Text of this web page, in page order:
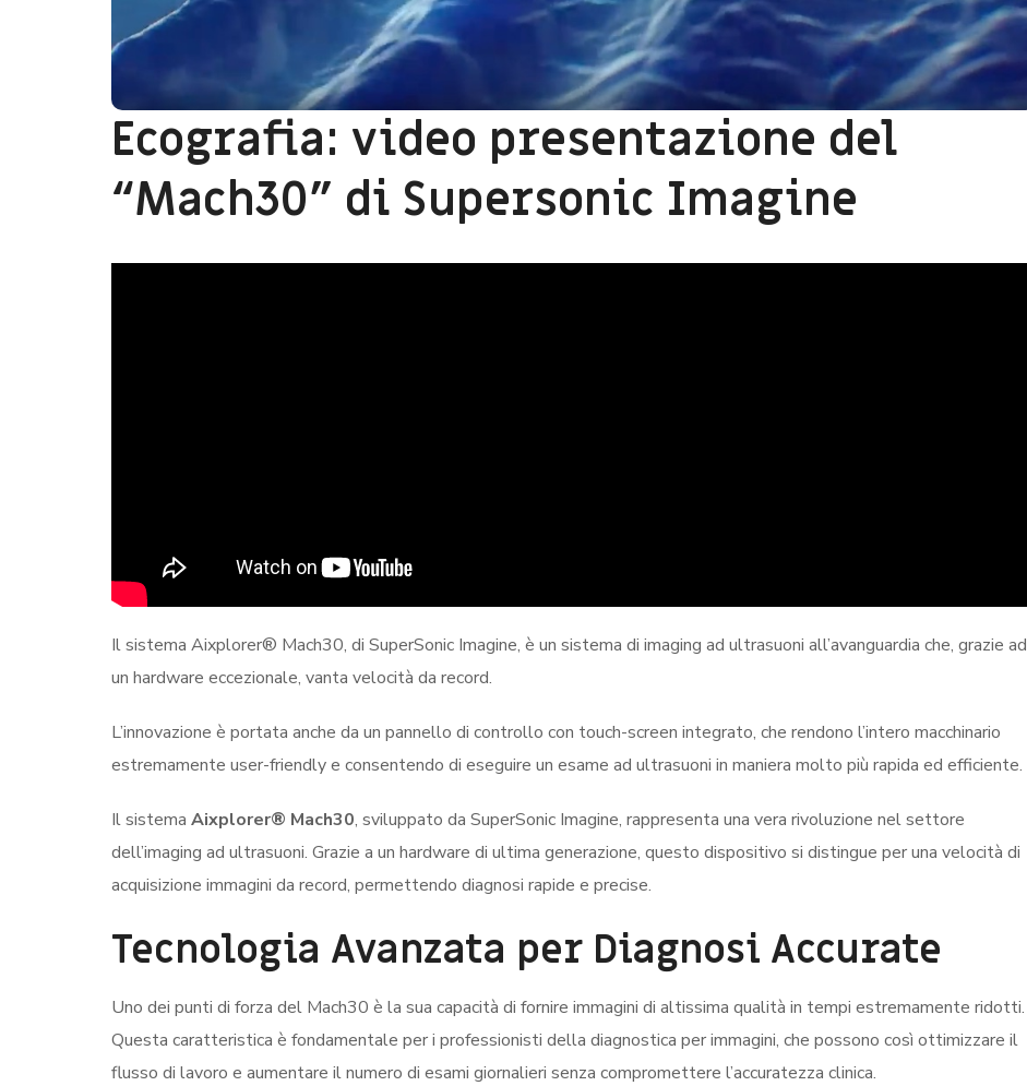
Ecografia: video presentazione del
“Mach30” di Supersonic Imagine
Il sistema Aixplorer® Mach30, di SuperSonic Imagine, è un sistema di imaging ad ultrasuoni all’avanguardia che, grazie ad
un hardware eccezionale, vanta velocità da record.
L’innovazione è portata anche da un pannello di controllo con touch-screen integrato, che rendono l’intero macchinario
estremamente user-friendly e consentendo di eseguire un esame ad ultrasuoni in maniera molto più rapida ed efficiente.
Il sistema Aixplorer® Mach30, sviluppato da SuperSonic Imagine, rappresenta una vera rivoluzione nel settore
dell’imaging ad ultrasuoni. Grazie a un hardware di ultima generazione, questo dispositivo si distingue per una velocità di
acquisizione immagini da record, permettendo diagnosi rapide e precise.
Tecnologia Avanzata per Diagnosi Accurate
Uno dei punti di forza del Mach30 è la sua capacità di fornire immagini di altissima qualità in tempi estremamente ridotti.
Questa caratteristica è fondamentale per i professionisti della diagnostica per immagini, che possono così ottimizzare il
flusso di lavoro e aumentare il numero di esami giornalieri senza compromettere l’accuratezza clinica.